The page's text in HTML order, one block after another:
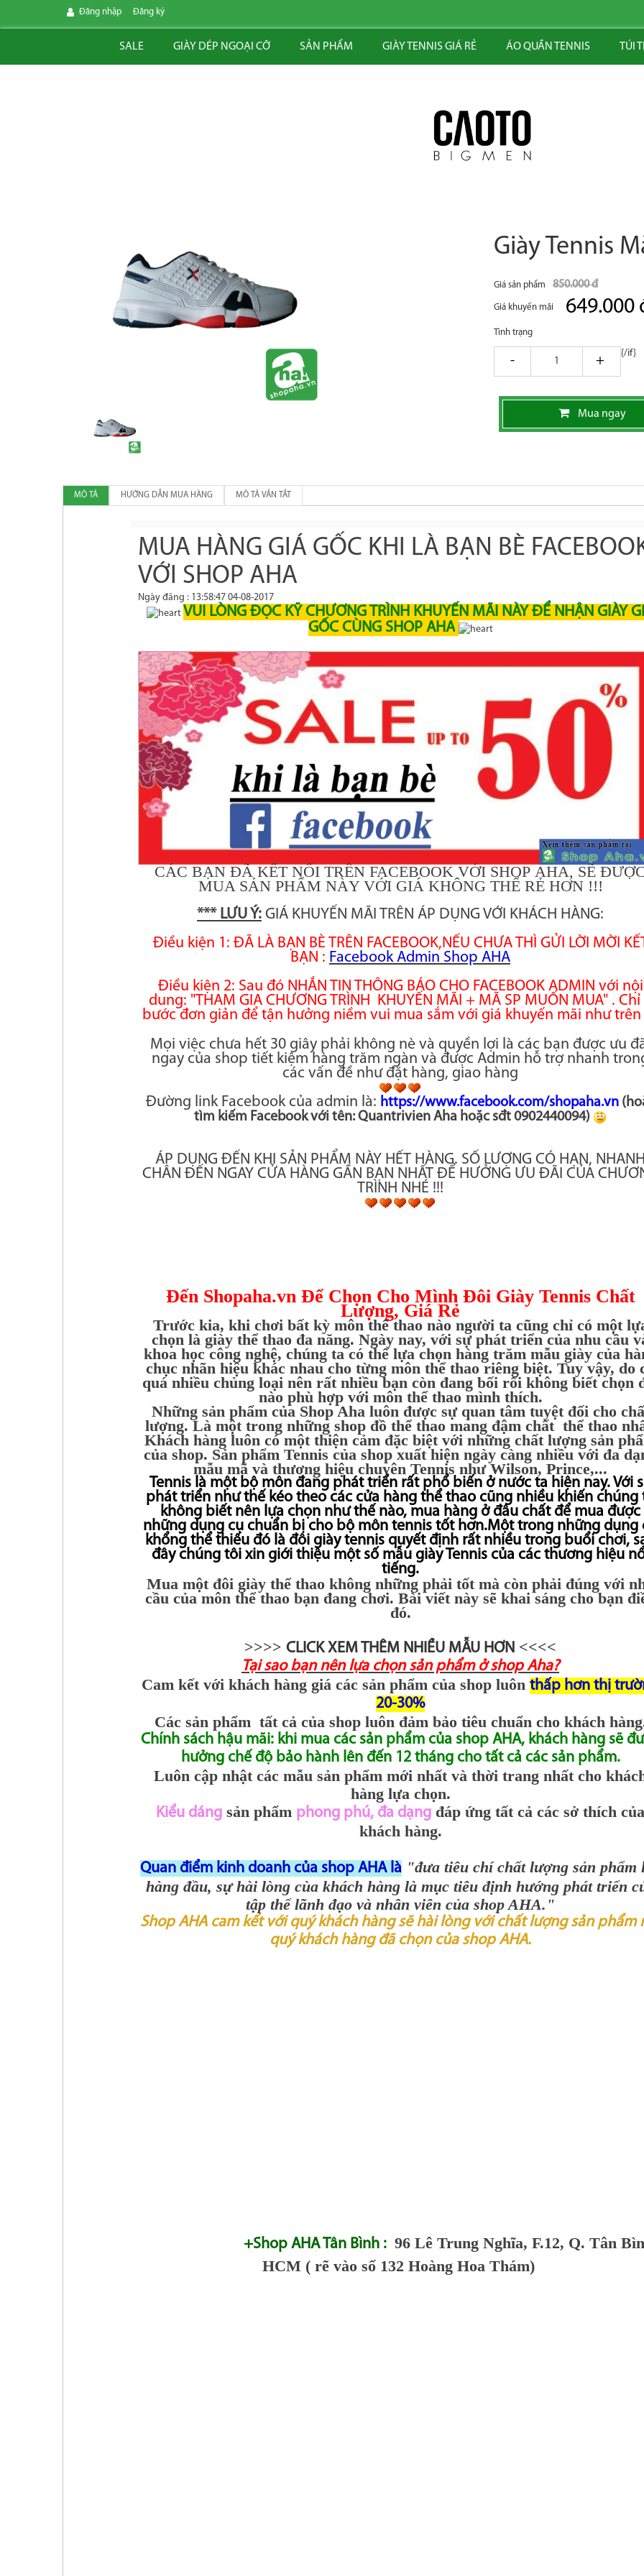
Đăng nhập Đăng ký
SALE GIÀY DÉP NGOẠI CỠ SẢN PHẨM GIÀY TENNIS GIÁ RẺ ÁO QUẦN TENNIS TÚI
Giày Tennis
Giá sản phẩm 850.000 đ
Giá khuyến mãi 649.000
Tình trạng
giam tang
{/if}
Mua ngay
MÔ TẢ HƯỚNG DẪN MUA HÀNG MÔ TẢ VẮN TẮT
MUA HÀNG GIÁ GỐC KHI LÀ BẠN BÈ
VỚI SHOP AHA
Ngày đăng : 13:58:47 04-08-2017
VUI LÒNG ĐỌC KỸ CHƯƠNG TRÌNH KHUYẾN MÃI NÀY ĐỂ NHẬN GIÀY
GỐC CÙNG SHOP AHA
CÁC BẠN ĐÃ KẾT NỐI TRÊN FACEBOOK VỚI SHOP AHA, SẼ
MUA SẢN PHẨM NÀY VỚI GIÁ KHÔNG THỂ RẺ HƠN !!!
*** LƯU Ý: GIÁ KHUYẾN MÃI TRÊN ÁP DỤNG VỚI KHÁCH HÀNG:
Điều kiện 1: ĐÃ LÀ BẠN BÈ TRÊN FACEBOOK,NẾU CHƯA THÌ GỬI LỜI MỜI
BẠN : Facebook Admin Shop AHA
Điều kiện 2: Sau đó NHẮN TIN THÔNG BÁO CHO FACEBOOK ADMIN với nội
dung: "THAM GIA CHƯƠNG TRÌNH KHUYẾN MÃI + MÃ SP MUỐN MUA" . Chỉ
bước đơn giản để tận hưởng niềm vui mua sắm với giá khuyến mãi như trên
Mọi việc chưa hết 30 giây phải không nè và quyền lợi là các bạn được ưu
ngay của shop tiết kiệm hàng trăm ngàn và được Admin hỗ trợ nhanh
các vấn đề như đặt hàng, giao hàng
Đường link Facebook của admin là: https://www.facebook.com/shopaha.vn
tìm kiếm Facebook với tên: Quantrivien Aha hoặc sđt 0902440094)
ÁP DỤNG ĐẾN KHI SẢN PHẨM NÀY HẾT HÀNG. SỐ LƯỢNG CÓ HẠN,
CHÂN ĐẾN NGAY CỬA HÀNG GẦN BẠN NHẤT ĐỂ HƯỞNG ƯU ĐÃI CỦA
TRÌNH NHÉ !!!
Đến Shopaha.vn Để Chọn Cho Mình Đôi Giày Tennis Chất
Lượng, Giá Rẻ
Trước kia, khi chơi bất kỳ môn thể thao nào người ta cũng chỉ có một
chọn là giày thể thao đa năng. Ngày nay, với sự phát triển của nhu cầu
khoa học công nghệ, chúng ta có thể lựa chọn hàng trăm mẫu giày của
chục nhãn hiệu khác nhau cho từng môn thể thao riêng biệt. Tuy vậy, do
quá nhiều chủng loại nên rất nhiều bạn còn đang bối rối không biết chọn
nào phù hợp với môn thể thao mình thích.
Những sản phẩm của Shop Aha luôn được sự quan tâm tuyệt đối cho
lượng. Là một trong những shop đồ thể thao mang đậm chất thể thao
Khách hàng luôn có một thiện cảm đặc biệt với những chất lượng sản
của shop. Sản phẩm Tennis của shop xuất hiện ngày càng nhiều với đa
mẫu mã và thương hiệu chuyên Tennis như Wilson, Prince,...
Tennis là một bộ môn đang phát triển rất phổ biến ở nước ta hiện nay. Với
phát triển như thế kéo theo các cửa hàng thể thao cũng nhiều khiến chúng
không biết nên lựa chọn như thế nào, mua hàng ở đâu chất để mua được
những dụng cụ chuẩn bị cho bộ môn tennis tốt hơn.Một trong những dụng
khổng thể thiếu đó là đôi giày tennis quyết định rất nhiều trong buổi chơi,
đây chúng tôi xin giới thiệu một số mẫu giày Tennis của các thương hiệu
tiếng.
Mua một đôi giày thể thao không những phải tốt mà còn phải đúng với
cầu của môn thể thao bạn đang chơi. Bài viết này sẽ khai sáng cho bạn
đó.
>>>> CLICK XEM THÊM NHIỀU MẪU HƠN <<<<
Tại sao bạn nên lựa chọn sản phẩm ở shop Aha?
Cam kết với khách hàng giá các sản phẩm của shop luôn thấp hơn thị
20-30%
Các sản phẩm tất cả của shop luôn đảm bảo tiêu chuẩn cho khách
Chính sách hậu mãi: khi mua các sản phẩm của shop AHA, khách hàng sẽ
hưởng chế độ bảo hành lên đến 12 tháng cho tất cả các sản phẩm.
Luôn cập nhật các mẫu sản phẩm mới nhất và thời trang nhất cho
hàng lựa chọn.
Kiểu dáng sản phẩm phong phú, đa dạng đáp ứng tất cả các sở thích của
khách hàng.
Quan điểm kinh doanh của shop AHA là "đưa tiêu chí chất lượng sản phẩm
hàng đầu, sự hài lòng cùa khách hàng là mục tiêu định hướng phát triển
tập thể lãnh đạo và nhân viên của shop AHA."
Shop AHA cam kết với quý khách hàng sẽ hài lòng với chất lượng sản phẩm
quý khách hàng đã chọn của shop AHA.
+Shop AHA Tân Bình : 96 Lê Trung Nghĩa, F.12, Q. Tân
HCM ( rẽ vào số 132 Hoàng Hoa Thám)